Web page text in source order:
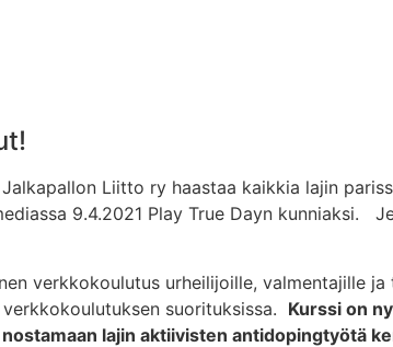
Liitto ry haastaa kaikkia lajin
9.4.2021 Play True Dayn kunniaksi.
verkkokoulutus urheilijoille, valmentajille
suorituksissa. Kurssi on
lajin aktiivisten antidopingtyötä